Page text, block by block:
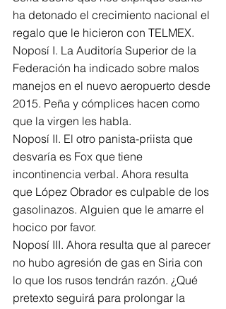
ha detonado el crecimiento nacional el
regalo que le hicieron con TELMEX.
Noposí I. La Auditoría Superior de la
Federación ha indicado sobre malos
manejos en el nuevo aeropuerto desde
2015. Peña y cómplices hacen como
que la virgen les habla.
Noposí II. El otro panista-priista que
desvaría es Fox que tiene
incontinencia verbal. Ahora resulta
que López Obrador es culpable de los
gasolinazos. Alguien que le amarre el
hocico por favor.
Noposí III. Ahora resulta que al parecer
no hubo agresión de gas en Siria con
lo que los rusos tendrán razón. ¿Qué
pretexto seguirá para prolongar la